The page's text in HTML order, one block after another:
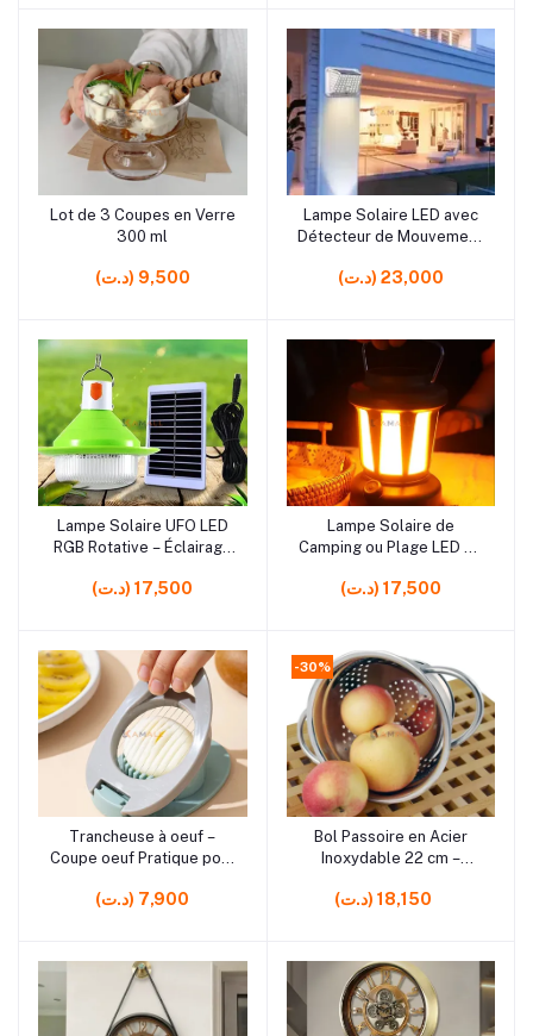
rrrrrr5
Ajouter au panier
Lot de 3 Coupes en Verre
300 ml
(د.ت) 9,500
rrrrrr5
Ajouter au panier
Lampe Solaire LED avec
Détecteur de Mouvement
Extérieure Automatique
(د.ت) 23,000
rrrrrr10
Ajouter au panier
Lampe Solaire UFO LED
RGB Rotative – Éclairage
et Panneau Solaire
(د.ت) 17,500
rrrrrr8
Ajouter au panier
Lampe Solaire de
Camping ou Plage LED 20
Extérieur en Plastique
(د.ت) 17,500
rrrrrr9
Ajouter au panier
Trancheuse à oeuf –
Coupe oeuf Pratique pour
(د.ت) 7,900
-30%
rrrrrr10
Ajouter au panier
Bol Passoire en Acier
Inoxydable 22 cm –
Lavage et Préparation
(د.ت) 18,150